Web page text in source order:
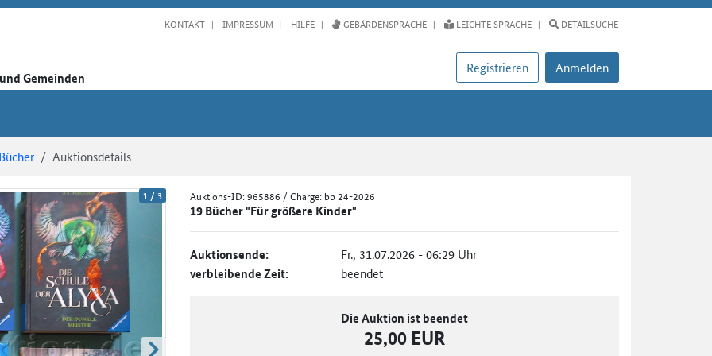
KONTAKT IMPRESSUM HILFE GEBÄRDENSPRACHE LEICHTE SPRACHE DETAILSUCHE
Gemeinden
Registrieren Anmelden
Bücher Auktionsdetails
1 / 3 Auktions-ID:965886 / Charge: bb 24-2026
19 Bücher "Für größere Kinder"
Auktionsende: Fr., 31.07.2026 - 06:29 Uhr
verbleibende Zeit: beendet
Die Auktion ist beendet
25,00 EUR